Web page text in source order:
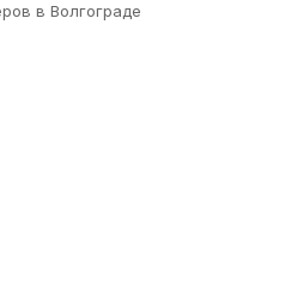
в Волгограде